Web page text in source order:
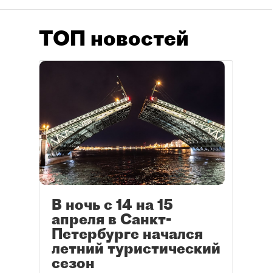
ТОП новостей
В ночь с 14 на 15
апреля в Санкт-
Петербурге начался
летний туристический
сезон